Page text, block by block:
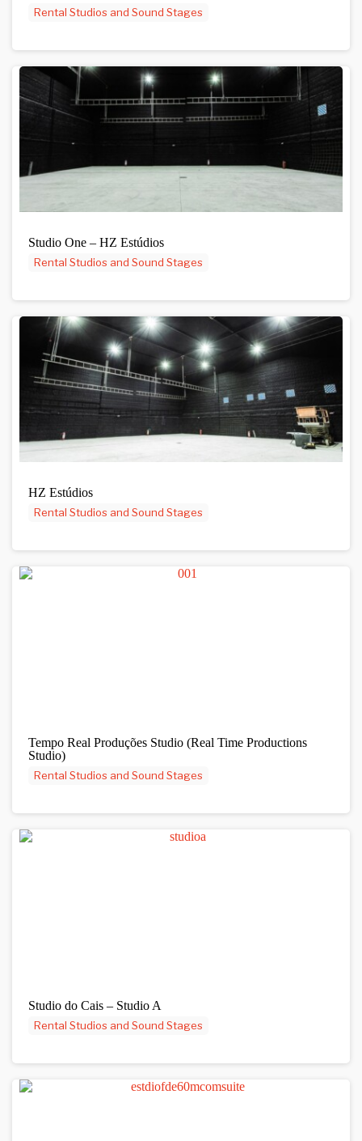
Rental Studios and Sound Stages
Studio One – HZ Estúdios
Rental Studios and Sound Stages
HZ Estúdios
Rental Studios and Sound Stages
Tempo Real Produções Studio (Real Time Productions
Studio)
Rental Studios and Sound Stages
Studio do Cais – Studio A
Rental Studios and Sound Stages